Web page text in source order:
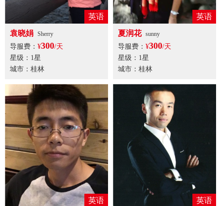
英语
袁晓娟 Sherry
导服费： ¥300/天
星级：1星
城市：桂林
英语
夏润花 sunny
导服费： ¥300/天
星级：1星
城市：桂林
英语
英语